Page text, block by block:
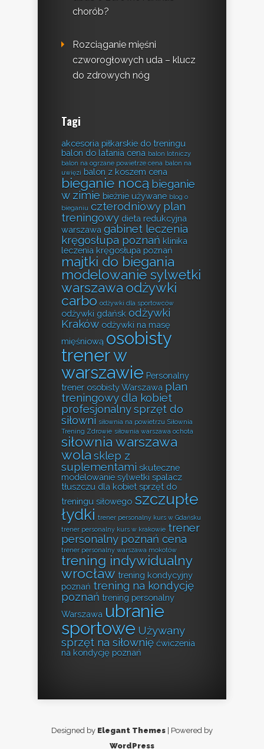
chorób?
Rozciąganie mięśni
czworogłowych uda – klucz
do zdrowych nóg
Tagi
akcesoria piłkarskie do treningu
balon do latania cena balon lotniczy
balon na ogrzane powietrze cena balon na
uwięzi balon z koszem cena
bieganie nocą bieganie
w zimie bieżnie używane blog o
bieganiu czterodniowy plan
treningowy dieta redukcyjna
warszawa gabinet leczenia
kręgosłupa poznań klinika
leczenia kręgosłupa poznań
majtki do biegania
modelowanie sylwetki
warszawa odżywki
carbo odżywki dla sportowców
odżywki gdańsk odżywki
Kraków odżywki na masę
mięśniową osobisty
trener w
warszawie Personalny
trener osobisty Warszawa plan
treningowy dla kobiet
profesjonalny sprzęt do
siłowni siłownia na powietrzu Siłownia
Trening Zdrowie siłownia warszawa ochota
siłownia warszawa
wola sklep z
suplementami skuteczne
modelowanie sylwetki spalacz
tłuszczu dla kobiet sprzęt do
treningu siłowego szczupłe
łydki trener personalny kurs w Gdańsku
trener personalny kurs w krakowie trener
personalny poznań cena
trener personalny warszawa mokotów
trening indywidualny
wrocław trening kondycyjny
poznań trening na kondycję
poznań trening personalny
Warszawa ubranie
sportowe Używany
sprzęt na siłownię ćwiczenia
na kondycję poznań
Designed by Elegant Themes | Powered by
WordPress